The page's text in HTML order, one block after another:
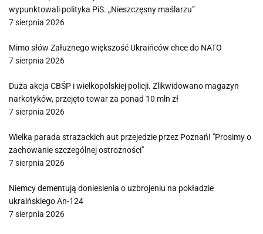
wypunktowali polityka PiS. „Nieszczęsny maślarzu”
7 sierpnia 2026
Mimo słów Załużnego większość Ukraińców chce do NATO
7 sierpnia 2026
Duża akcja CBŚP i wielkopolskiej policji. Zlikwidowano magazyn
narkotyków, przejęto towar za ponad 10 mln zł
7 sierpnia 2026
Wielka parada strażackich aut przejedzie przez Poznań! "Prosimy o
zachowanie szczególnej ostrożności"
7 sierpnia 2026
Niemcy dementują doniesienia o uzbrojeniu na pokładzie
ukraińskiego An-124
7 sierpnia 2026